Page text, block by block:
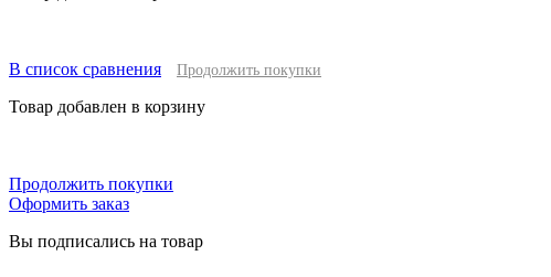
В список сравнения Продолжить покупки
Товар добавлен в корзину
Продолжить покупки
Оформить заказ
Вы подписались на товар